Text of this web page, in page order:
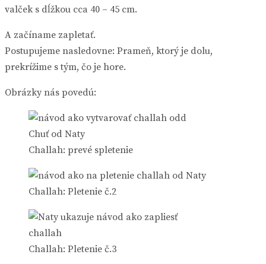
valček s dĺžkou cca 40 – 45 cm.
A začíname zapletať.
Postupujeme nasledovne: Prameň, ktorý je dolu,
prekrížime s tým, čo je hore.
Obrázky nás povedú:
Challah: prevé spletenie
Challah: Pletenie č.2
Challah: Pletenie č.3